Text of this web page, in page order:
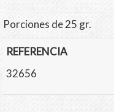
Porciones de 25 gr.
REFERENCIA
32656